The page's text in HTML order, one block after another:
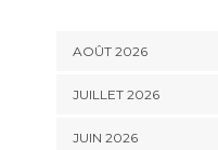
AOÛT 2026
JUILLET 2026
JUIN 2026